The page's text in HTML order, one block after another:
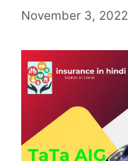
November 3, 2022